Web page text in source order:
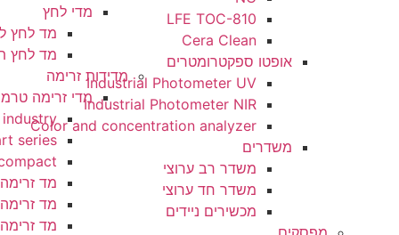
LFE TOC-810
אופטו ספקטרומטרים
Industrial Photometer UV
Industrial Photometer NIR
Color and concentration analyzer
משדר רב ערוצי
משדר חד ערוצי
מכשירים ניידים
מדי לחץ
מד לחץ לתעשיית דלקים
מד לחץ תעשייתי
מדידות זרימה
מדי זרימה טרמיים
Red Y industry
red-y smart series
red-y compact
מד זרימה סידרה PRISM
מד זרימה סידרה PRIME
מד זרימה סידרה RIO